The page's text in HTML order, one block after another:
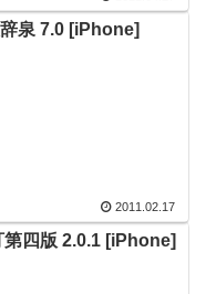
泉 7.0 [iPhone]
2011.02.17
第四版 2.0.1 [iPhone]